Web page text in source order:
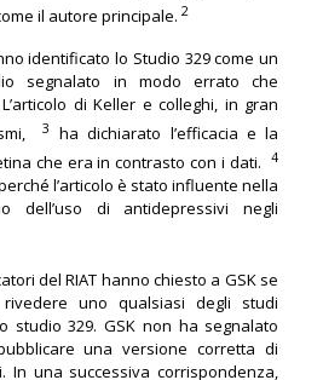
il autore principale. 2
identificato lo Studio 329 come un
segnalato in modo errato che
di Keller e colleghi, in gran
3 ha dichiarato l’efficacia e la
che era in contrasto con i dati.4
l’articolo è stato influente nella
dell’uso di antidepressivi negli
del RIAT hanno chiesto a GSK se
uno qualsiasi degli studi
studio 329. GSK non ha segnalato
una versione corretta di
In una successiva corrispondenza,